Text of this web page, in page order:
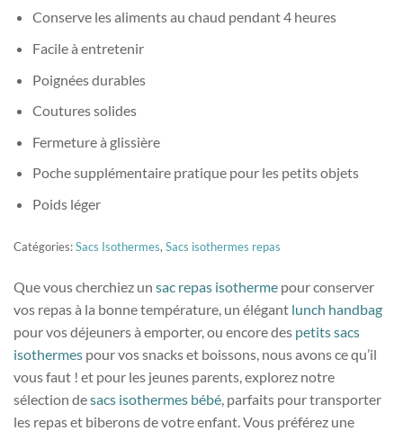
Conserve les aliments au chaud pendant 4 heures
Facile à entretenir
Poignées durables
Coutures solides
Fermeture à glissière
Poche supplémentaire pratique pour les petits objets
Poids léger
Catégories:Sacs Isothermes, Sacs isothermes repas
Que vous cherchiez un sac repas isotherme pour conserver
vos repas à la bonne température, un élégant lunch handbag
pour vos déjeuners à emporter, ou encore des petits sacs
isothermes pour vos snacks et boissons, nous avons ce qu’il
vous faut ! et pour les jeunes parents, explorez notre
sélection desacs isothermes bébé , parfaits pour transporter
les repas et biberons de votre enfant. Vous préférez une